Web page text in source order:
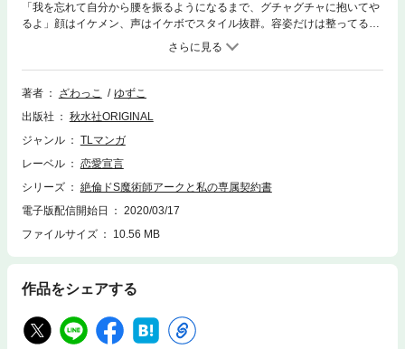
「我を忘れて自分から腰を振るようになるまで、グチャグチャに抱いてや
るよ」顔はイケメン、声はイケボでスタイル抜群。容姿だけは整ってるけ
どそれ以外はすべて最悪!でも、この男から与えられる快感が抗えないほど
に気持よくて、トロトロにされてしまい…!? ——「王子による世界の破滅
の危機から救ってほしい。その王子とはらぶらぶハッピーウェディングを
迎える」と突然現れた女神さまにいわれ、異世界へと飛ばされた私。移送
と思っていた彼は私にかけられた魔法を解除する対価にカラダを差し出せ
といってきて…!?
著者 ざわっこ
ゆずこ
出版社
秋水社ORIGINAL
ジャンル
TLマンガ
レーベル
恋愛宣言
シリーズ
絶倫ドS魔術師アークと私の専属契約書
電子版配信開始日
2020/03/17
ファイルサイズ
10.56 MB
作品をシェアする